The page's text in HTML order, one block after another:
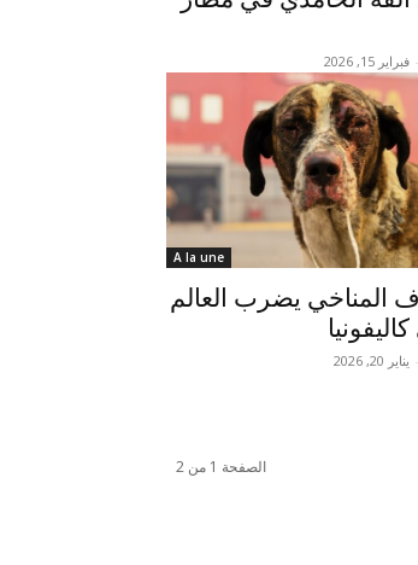
- فبراير 15, 2026
A la une
المناخي يضرب العالم
- يناير 20, 2026
الصفحة 1 من 2